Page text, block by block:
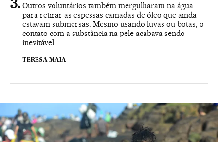
Outros voluntários também mergulharam na água
para retirar as espessas camadas de óleo que ainda
estavam submersas. Mesmo usando luvas ou botas, o
contato com a substância na pele acabava sendo
inevitável.
TERESA MAIA